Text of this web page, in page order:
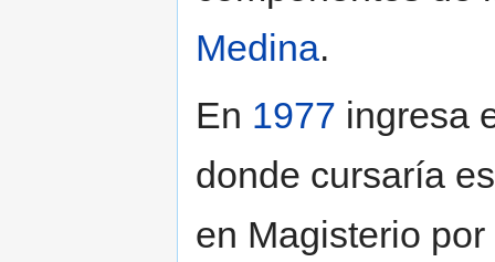
Medina.
En 1977 ingresa
donde cursaría
en Magisterio